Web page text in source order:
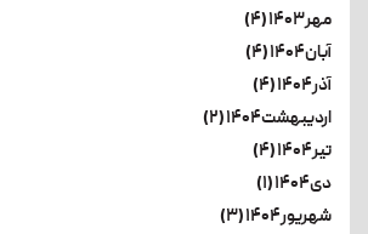
مهر۱۴۰۳ (۴)
آبان۱۴۰۴ (۴)
آذر۱۴۰۴ (۴)
اردیبهشت۱۴۰۴ (۲)
تیر۱۴۰۴ (۴)
دی۱۴۰۴ (۱)
شهریور۱۴۰۴ (۳)